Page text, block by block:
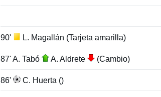
90' L. Magallán (Tarjeta amarilla)
87' A. Tabó A. Aldrete (Cambio)
86' C. Huerta ()